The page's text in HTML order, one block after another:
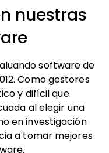
nuestras
software de
Como gestores
y difícil que
al elegir una
en investigación
a tomar mejores